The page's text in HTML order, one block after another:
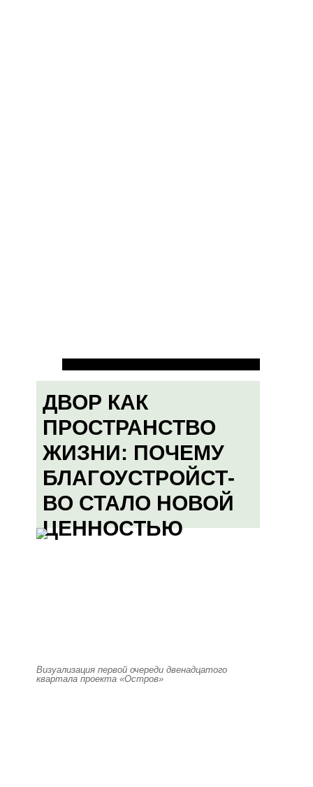
ДВОР КАК
ПРОСТРАНСТВО
ЖИЗНИ: ПОЧЕМУ
БЛАГОУСТРОЙСТ-
ВО СТАЛО НОВОЙ
ЦЕННОСТЬЮ
Визуализация первой очереди двенадцатого
квартала проекта «Остров»